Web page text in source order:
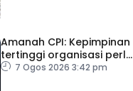
Amanah CPI: Kepimpinan
tertinggi organisasi perlu
pacu reformasi radikal
7 Ogos 2026 3:42 pm